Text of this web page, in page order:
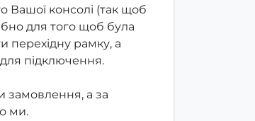
Вашої консолі (так щоб
для того щоб була
перехідну рамку, а
підключення.
замовлення, а за
ми.